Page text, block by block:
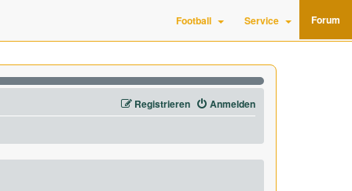
Football Service Forum
Anmelden
Registrieren